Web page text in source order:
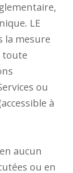
LE
la mesure
toute
ou
à
aucun
ou en